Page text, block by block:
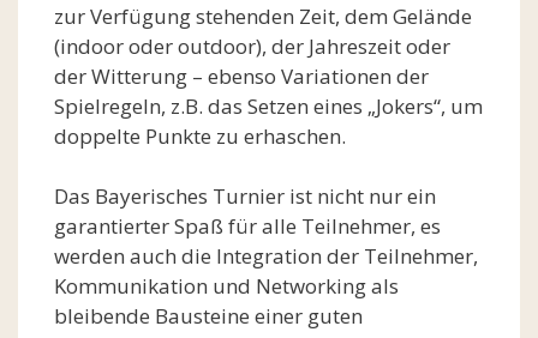
zur Verfügung stehenden Zeit, dem Gelände
(indoor oder outdoor), der Jahreszeit oder
der Witterung – ebenso Variationen der
Spielregeln, z.B. das Setzen eines „Jokers“, um
doppelte Punkte zu erhaschen.
Das Bayerisches Turnier ist nicht nur ein
garantierter Spaß für alle Teilnehmer, es
werden auch die Integration der Teilnehmer,
Kommunikation und Networking als
bleibende Bausteine einer guten